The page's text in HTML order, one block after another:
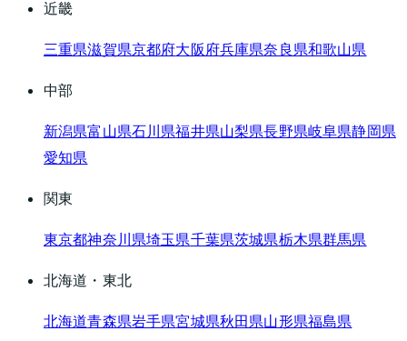
近畿
三重県滋賀県京都府大阪府兵庫県奈良県和歌山県
中部
新潟県富山県石川県福井県山梨県長野県岐阜県静岡県
愛知県
関東
東京都神奈川県埼玉県千葉県茨城県栃木県群馬県
北海道・東北
北海道青森県岩手県宮城県秋田県山形県福島県